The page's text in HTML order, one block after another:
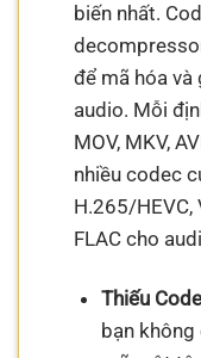
biến nhất.
để mã hóa và
audio. Mỗi
MOV, MKV,
nhiều codec
H.265/HEVC,
FLAC cho
Thiếu
bạn